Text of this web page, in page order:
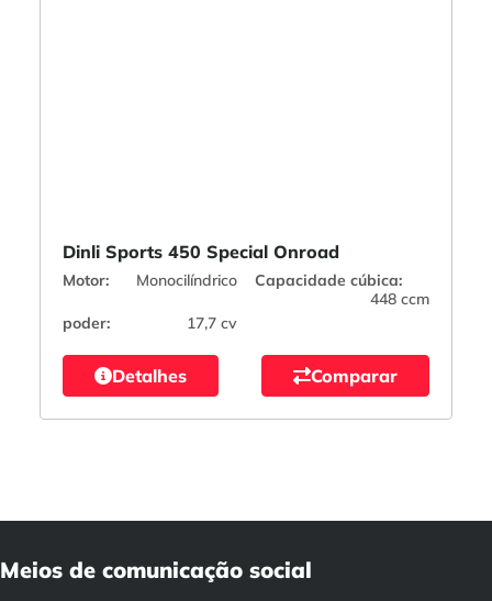
Dinli Sports 450 Special Onroad
Motor: Monocilíndrico
Capacidade cúbica:
448 ccm
poder:
17,7 cv
Detalhes Comparar
Meios de comunicação social